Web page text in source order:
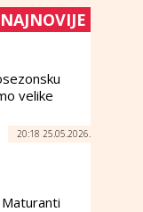
NAJNOVIJE
velike
20:18 25.05.2026.